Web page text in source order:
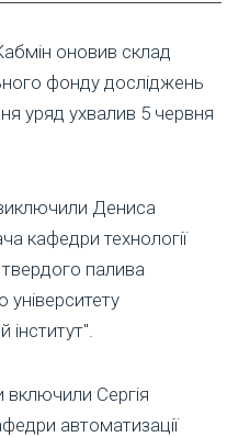
оновив склад
фонду досліджень
уряд ухвалив 5 червня
Дениса
кафедри технології
палива
університету
інститут".
Сергія
автоматизації